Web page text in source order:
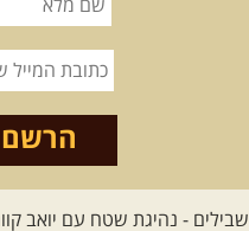
שישי- מעיינות
ואתגרים בצפון הרמה
מסלול חדש בצפון רמת הגולן בהובלת
מדריך תושב האזור. המסלול ...
הרשם